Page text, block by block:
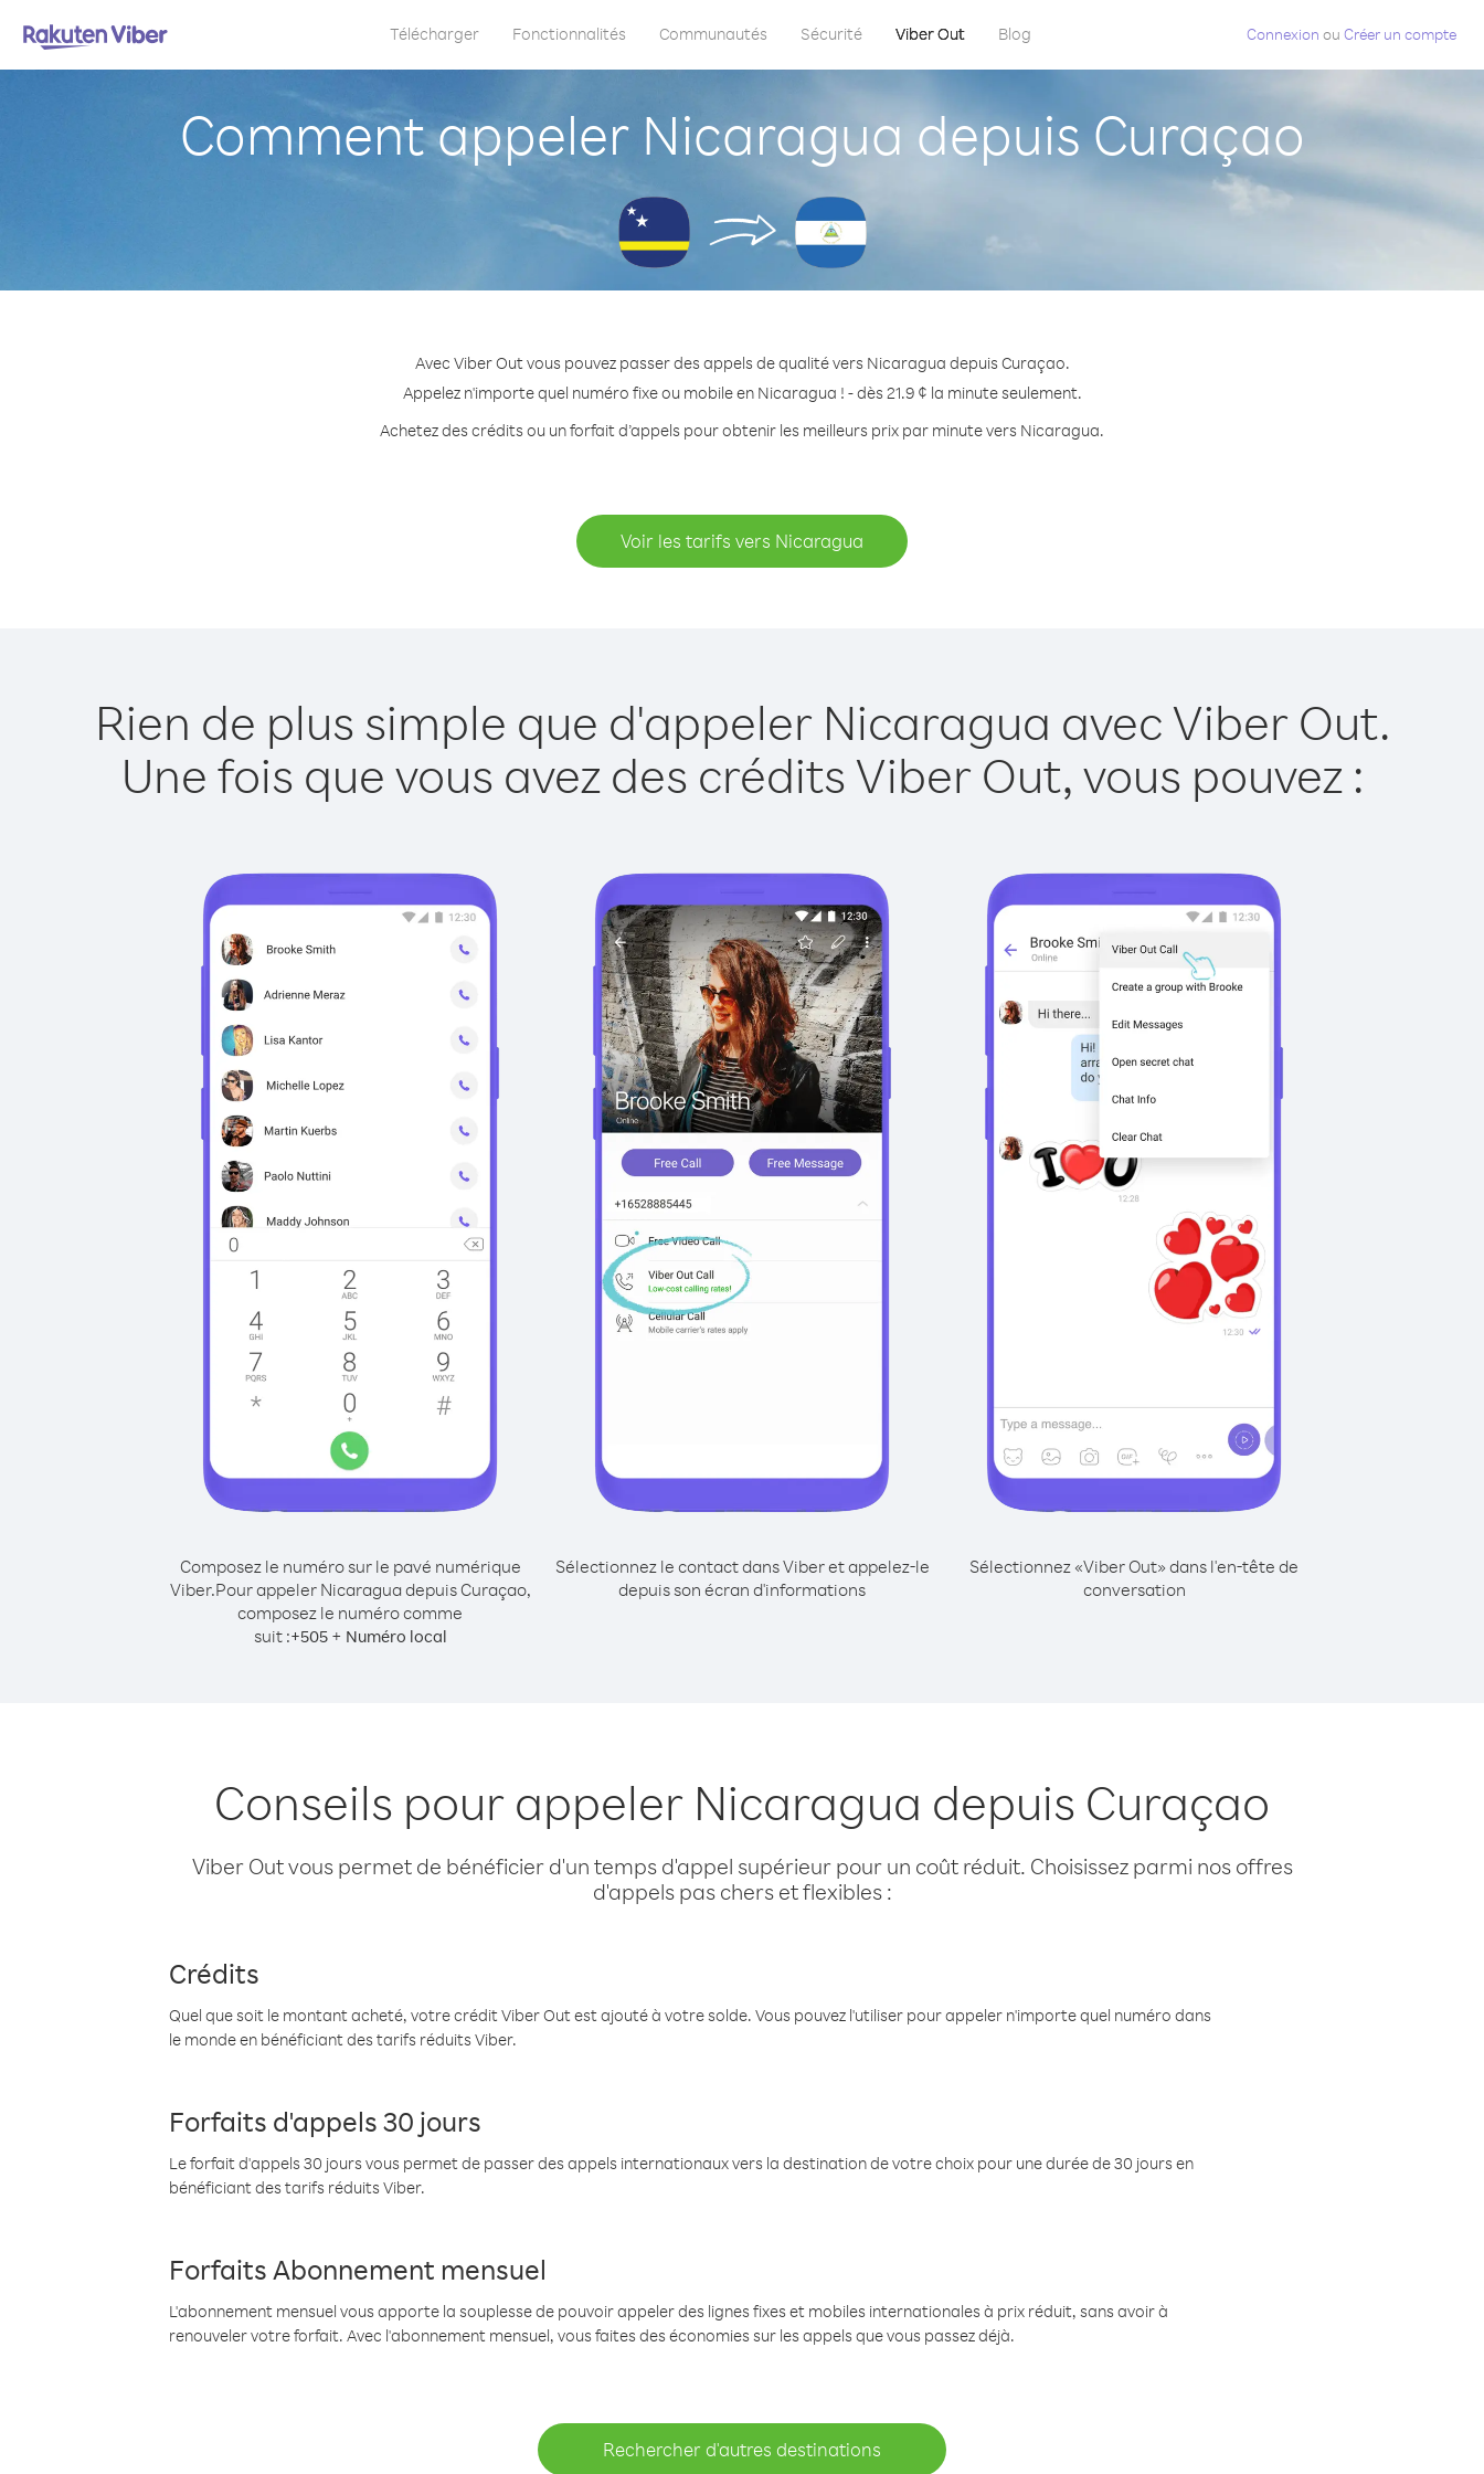
Télécharger Fonctionnalités Communautés Sécurité Viber Out Blog Connexion ou Créer un compte
Comment appeler Nicaragua depuis Curaçao
Avec Viber Out vous pouvez passer des appels de qualité vers Nicaragua depuis Curaçao.
Appelez n'importe quel numéro fixe ou mobile en Nicaragua ! - dès 21.9 ¢ la minute seulement.
Achetez des crédits ou un forfait d’appels pour obtenir les meilleurs prix par minute vers Nicaragua.
Voir les tarifs vers Nicaragua
Rien de plus simple que d'appeler Nicaragua avec Viber Out.
Une fois que vous avez des crédits Viber Out, vous pouvez :
Composez le numéro sur le pavé numérique
Viber.Pour appeler Nicaragua depuis Curaçao,
composez le numéro comme
suit :+505+ Numéro local
Sélectionnez le contact dans Viber et appelez-le
depuis son écran d'informations
Sélectionnez «Viber Out» dans l'en-tête de
conversation
Conseils pour appeler Nicaragua depuis Curaçao
Viber Out vous permet de bénéficier d'un temps d'appel supérieur pour un coût réduit. Choisissez parmi nos offres
d'appels pas chers et flexibles :
Crédits
Quel que soit le montant acheté, votre crédit Viber Out est ajouté à votre solde. Vous pouvez l'utiliser pour appeler n'importe quel numéro dans
le monde en bénéficiant des tarifs réduits Viber.
Forfaits d'appels 30 jours
Le forfait d'appels 30 jours vous permet de passer des appels internationaux vers la destination de votre choix pour une durée de 30 jours en
bénéficiant des tarifs réduits Viber.
Forfaits Abonnement mensuel
L'abonnement mensuel vous apporte la souplesse de pouvoir appeler des lignes fixes et mobiles internationales à prix réduit, sans avoir à
renouveler votre forfait. Avec l'abonnement mensuel, vous faites des économies sur les appels que vous passez déjà.
Rechercher d'autres destinations